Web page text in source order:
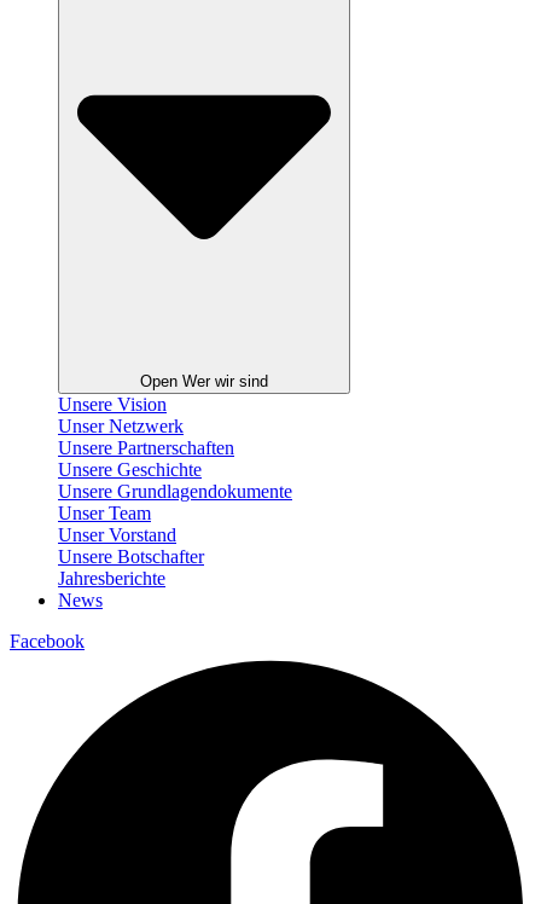
Open Wer wir sind
Unsere Vision
Unser Netzwerk
Unsere Partnerschaften
Unsere Geschichte
Unsere Grundlagendokumente
Unser Team
Unser Vorstand
Unsere Botschafter
Jahresberichte
News
Facebook